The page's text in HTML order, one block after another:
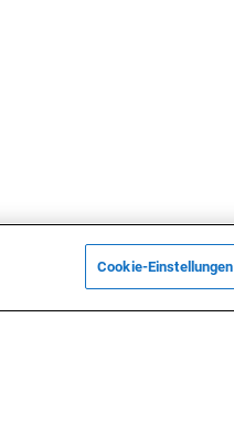
Cookie-Einstellungen